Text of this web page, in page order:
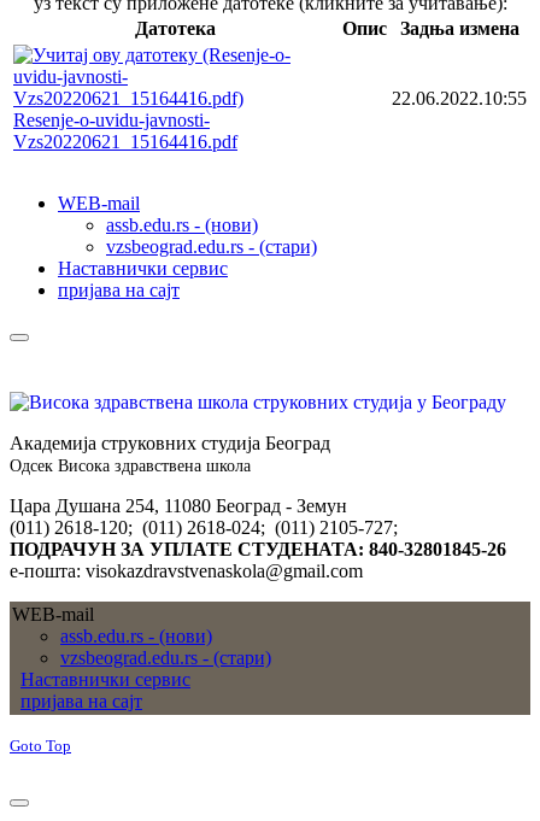
Датотека
Опис Задња измена
Resenje-o-uvidu-javnosti-
Vzs20220621_15164416.pdf
22.06.2022.10:55
WEB-mail
assb.edu.rs - (нови)
vzsbeograd.edu.rs - (стари)
Наставнички сервис
пријава на сајт
Академија струковних студија Београд
Одсек Висока здравствена школа
Цара Душана 254, 11080 Београд - Земун
(011) 2618-120; (011) 2618-024; (011) 2105-727;
ПОДРАЧУН ЗА УПЛАТЕ СТУДЕНАТА: 840-32801845-26
е-пошта: visokazdravstvenaskola@gmail.com
WEB-mail
assb.edu.rs - (нови)
vzsbeograd.edu.rs - (стари)
Наставнички сервис
пријава на сајт
Goto Top